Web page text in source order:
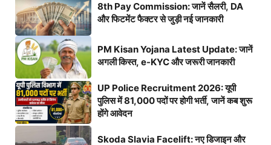
8th Pay Commission: जानें सैलरी, DA
और फिटमेंट फैक्टर से जुड़ी नई जानकारी
PM Kisan Yojana Latest Update: जानें
अगली किस्त, e-KYC और जरूरी जानकारी
UP Police Recruitment 2026: यूपी
पुलिस में 81,000 पदों पर होगी भर्ती, जानें कब शुरू
होंगे आवेदन
Skoda Slavia Facelift: नए डिजाइन और